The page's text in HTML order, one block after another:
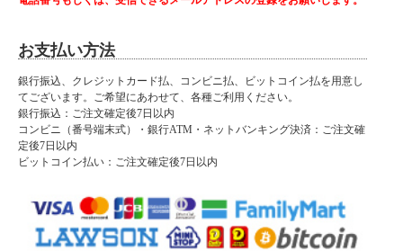
お支払い方法
銀行振込、クレジットカード払、コンビニ払、ビットコイン払を用意し
てございます。ご希望にあわせて、各種ご利用ください。
銀行振込：ご注文確定後7日以内
コンビニ（番号端末式）・銀行ATM・ネットバンキング決済：ご注文確
定後7日以内
ビットコイン払い：ご注文確定後7日以内